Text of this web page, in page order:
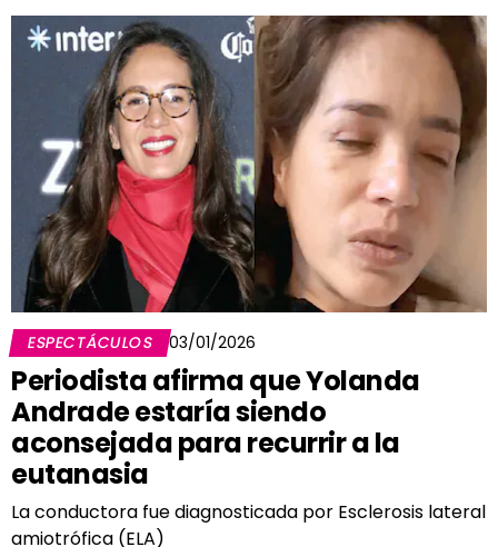
ESPECTÁCULOS 03/01/2026
Periodista afirma que Yolanda
Andrade estaría siendo
aconsejada para recurrir a la
eutanasia
La conductora fue diagnosticada por Esclerosis lateral
amiotrófica (ELA)